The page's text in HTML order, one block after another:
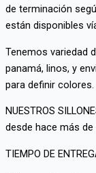
de terminación
están disponibles
Tenemos variedad
panamá, linos, y
para definir colores.
NUESTROS
desde hace más de
TIEMPO DE